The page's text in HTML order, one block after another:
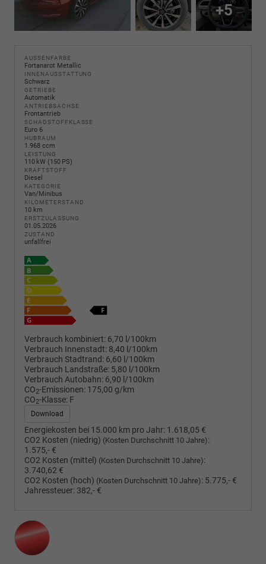
+5
AUSSENFARBE
Fortanarot Metallic
INNENAUSSTATTUNG
Schwarz
GETRIEBE
Automatik
ANTRIEBSACHSE
Frontantrieb
SCHADSTOFFKLASSE
Euro 6
HUBRAUM
1.968 ccm
LEISTUNG
110 kW (150 PS)
KRAFTSTOFF
Diesel
KATEGORIE
Van/Minibus
KILOMETERSTAND
10 km
ERSTZULASSUNG
01.05.2026
ZUSTAND
unfallfrei
Verbrauch kombiniert: 6,70 l/100km
Verbrauch Innenstadt: 8,40 l/100km
Verbrauch Stadtrand: 6,60 l/100km
Verbrauch Landstraße: 5,80 l/100km
Verbrauch Autobahn: 6,90 l/100km
CO2-Emissionen: 175,00 g/km
CO2-Klasse: F
Download
Energiekosten bei 15.000 km pro Jahr: 1.618,05 €
CO2 Kosten (niedrig) (Kosten Durchschnitt 10 Jahre):
1.575,- €
CO2 Kosten (mittel) (Kosten Durchschnitt 10 Jahre):
3.740,62 €
CO2 Kosten (hoch) (Kosten Durchschnitt 10 Jahre): 5.775,- €
Jahressteuer: 382,- €